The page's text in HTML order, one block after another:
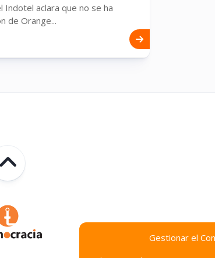
Gestionar el
Indotel aclara que no se ha
de Orange...